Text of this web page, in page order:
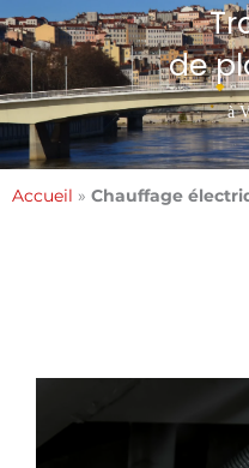
de
à
Accueil » Chauffage